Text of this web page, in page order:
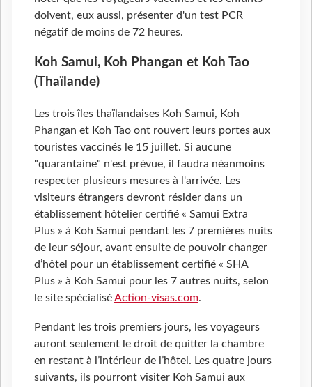
doivent, eux aussi, présenter d'un test PCR
négatif de moins de 72 heures.
Koh Samui, Koh Phangan et Koh Tao
(Thaïlande)
Les trois îles thaïlandaises Koh Samui, Koh
Phangan et Koh Tao ont rouvert leurs portes aux
touristes vaccinés le 15 juillet. Si aucune
"quarantaine" n'est prévue, il faudra néanmoins
respecter plusieurs mesures à l'arrivée. Les
visiteurs étrangers devront résider dans un
établissement hôtelier certifié « Samui Extra
Plus » à Koh Samui pendant les 7 premières nuits
de leur séjour, avant ensuite de pouvoir changer
d’hôtel pour un établissement certifié « SHA
Plus » à Koh Samui pour les 7 autres nuits, selon
le site spécialiséAction-visas.com.
Pendant les trois premiers jours, les voyageurs
auront seulement le droit de quitter la chambre
en restant à l’intérieur de l’hôtel. Les quatre jours
suivants, ils pourront visiter Koh Samui aux